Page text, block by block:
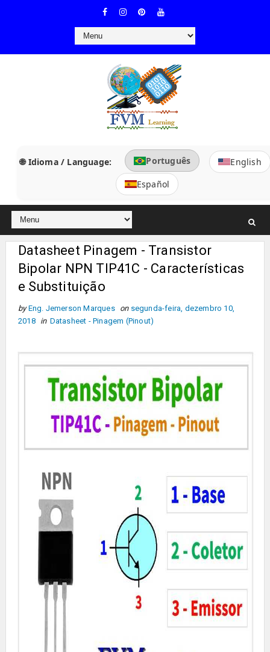
🌐 Idioma / Language: Português
English
Español
Datasheet Pinagem - Transistor
Bipolar NPN TIP41C - Características
e Substituição
by Eng. Jemerson Marques on segunda-feira, dezembro 10,
2018
in Datasheet - Pinagem (Pinout)